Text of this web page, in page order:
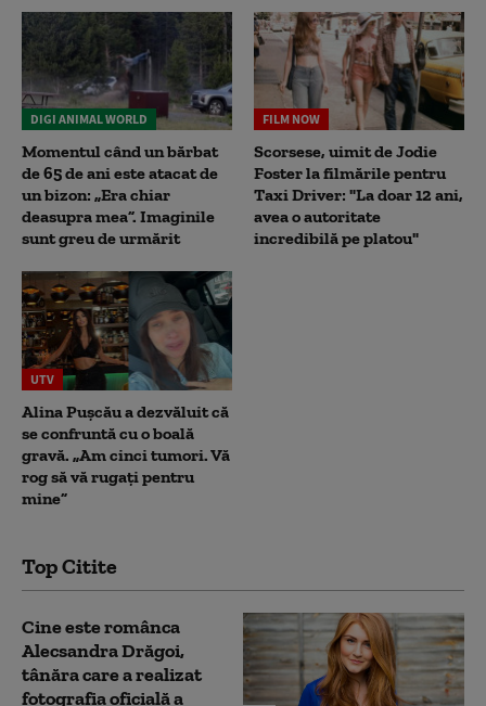
DIGI ANIMAL WORLD
Momentul când un bărbat
de 65 de ani este atacat de
un bizon: „Era chiar
deasupra mea”. Imaginile
sunt greu de urmărit
FILM NOW
Scorsese, uimit de Jodie
Foster la filmările pentru
Taxi Driver: "La doar 12 ani,
avea o autoritate
incredibilă pe platou"
UTV
Alina Pușcău a dezvăluit că
se confruntă cu o boală
gravă. „Am cinci tumori. Vă
rog să vă rugați pentru
mine”
Top Citite
Cine este românca
Alecsandra Drăgoi,
tânăra care a realizat
fotografia oficială a